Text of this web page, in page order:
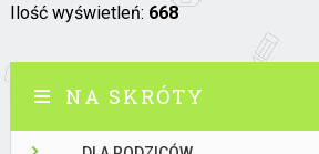
Ilość wyświetleń: 668
NA SKRÓTY